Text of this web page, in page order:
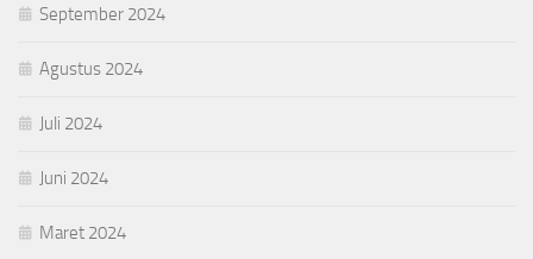
September 2024
Agustus 2024
Juli 2024
Juni 2024
Maret 2024